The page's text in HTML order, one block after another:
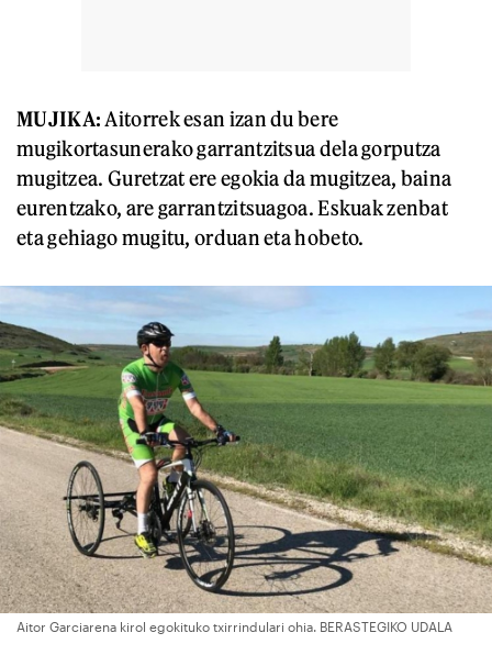
MUJIKA: Aitorrek esan izan du bere
mugikortasunerako garrantzitsua dela gorputza
mugitzea. Guretzat ere egokia da mugitzea, baina
eurentzako, are garrantzitsuagoa. Eskuak zenbat
eta gehiago mugitu, orduan eta hobeto.
Aitor Garciarena kirol egokituko txirrindulari ohia. BERASTEGIKO UDALA